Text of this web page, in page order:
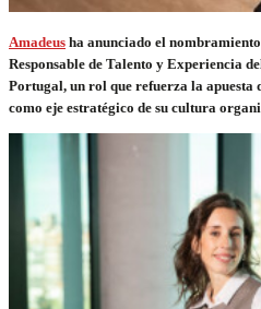
Amadeus ha anunciado el
Responsable de Talento y Experiencia
Portugal, un rol que refuerza la apuesta
como eje estratégico de su cultura